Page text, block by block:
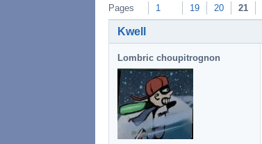
Pages 1 19 20 21
Kwell
Lombric choupitrognon